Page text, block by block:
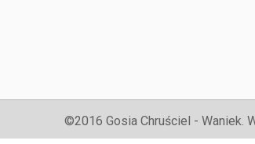
©2016 Gosia Chruściel - Waniek.